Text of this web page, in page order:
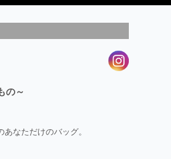
の～
なただけのバッグ。